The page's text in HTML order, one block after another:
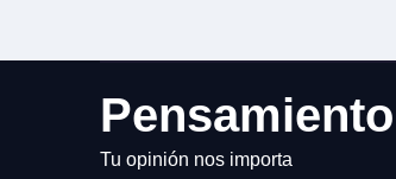
Tu opinión nos importa